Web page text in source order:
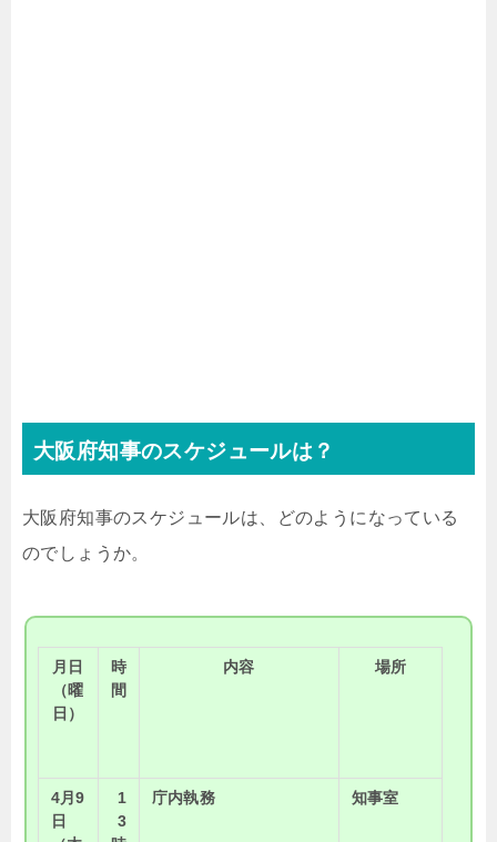
大阪府知事のスケジュールは？
大阪府知事のスケジュールは、どのようになっている
のでしょうか。
月日
（曜
日）
時
間
内容 場所
4月9
日
1
3
庁内執務 知事室